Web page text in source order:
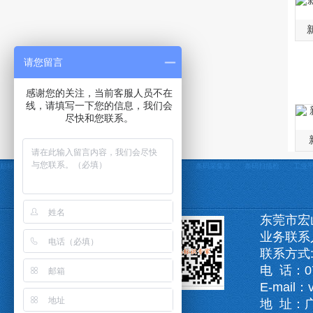
贴标机 自动贴标机 贴标机非标定制 条码采集器 条码扫描枪 工业
东莞市
业务联
联系方
电 话：
E-mail：
地 址：
请您留言
感谢您的关注，当前客服人员不在
线，请填写一下您的信息，我们会
尽快和您联系。